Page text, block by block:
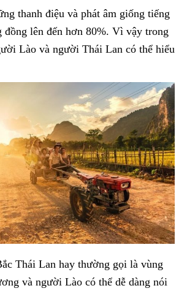
thanh điệu và phát âm giống tiếng
đồng lên đến hơn 80%. Vì vậy trong
Lào và người Thái Lan có thể hiểu
Thái Lan hay thường gọi là vùng
và người Lào có thể dễ dàng nói